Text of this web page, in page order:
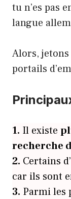
tu n’es pas
langue
Alors,
portails
1. Il existe
recherche
2. Certains
car ils sont
3. Parmi les